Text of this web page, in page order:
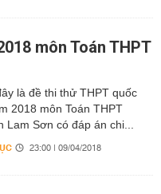
môn Toán THPT
là đề thi thử THPT quốc
2018 môn Toán THPT
Lam Sơn có đáp án chi...
23:00 | 09/04/2018